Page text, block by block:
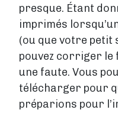
presque. Étant
imprimés
(ou que votre petit
pouvez corriger le
une faute. Vous
télécharger pour
préparions pour